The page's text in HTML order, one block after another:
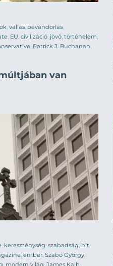
vallás bevándorlás
EU civilizáció jövő történelem
Patrick J. Buchanan
van
, kereszténység, szabadság, hit,
, ember, Szabó György,
, modern világ, James Kalb